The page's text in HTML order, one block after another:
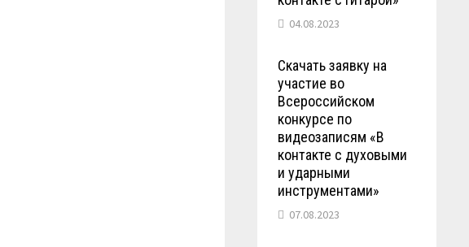
04.08.2023
Скачать заявку на
участие во
Всероссийском
конкурсе по
видеозаписям «В
контакте с духовыми
и ударными
инструментами»
07.08.2023